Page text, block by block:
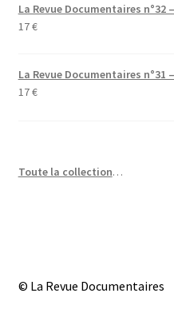
La Revue Documentaires n°32
17€
La Revue Documentaires
17€
Toute la collection…
© La Revue Documentaires